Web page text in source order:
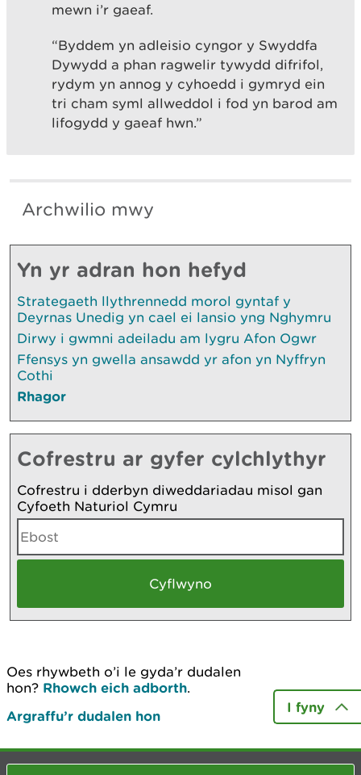
mewn i’r gaeaf.
“Byddem yn adleisio cyngor y Swyddfa
Dywydd a phan ragwelir tywydd difrifol,
rydym yn annog y cyhoedd i gymryd ein
tri cham syml allweddol i fod yn barod am
lifogydd y gaeaf hwn.”
Archwilio mwy
Yn yr adran hon hefyd
Strategaeth llythrennedd morol gyntaf y
Deyrnas Unedig yn cael ei lansio yng Nghymru
Dirwy i gwmni adeiladu am lygru Afon Ogwr
Ffensys yn gwella ansawdd yr afon yn Nyffryn
Cothi
Rhagor
Cofrestru ar gyfer cylchlythyr
Cofrestru i dderbyn diweddariadau misol gan
Cyfoeth Naturiol Cymru
Oes rhywbeth o’i le gyda’r dudalen
hon? Rhowch eich adborth.
Argraffu’r dudalen hon
I fyny